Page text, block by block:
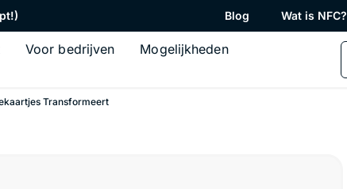
Blog Wat is NFC?
Voor bedrijven Mogelijkheden
Transformeert